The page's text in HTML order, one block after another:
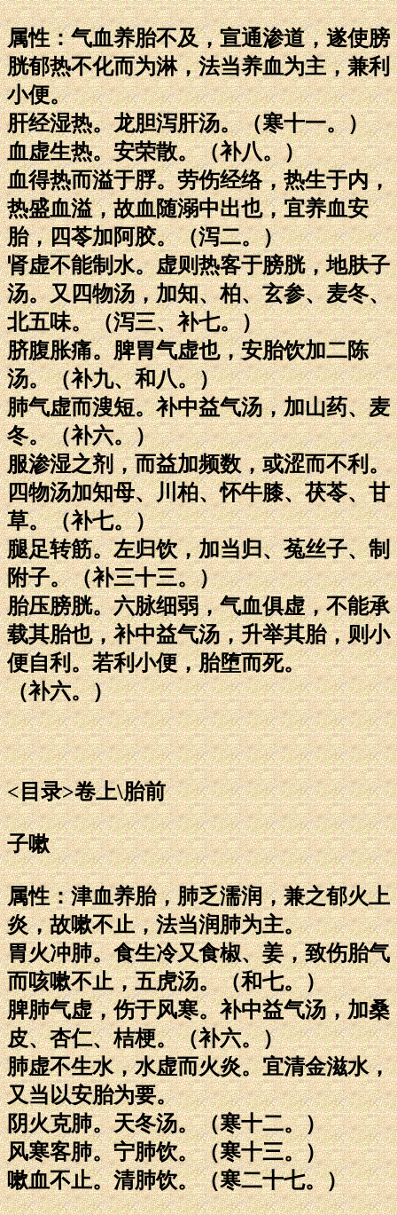
属性：气血养胎不及，宣通渗道，遂使膀
胱郁热不化而为淋，法当养血为主，兼利
小便。
肝经湿热。龙胆泻肝汤。（寒十一。）
血虚生热。安荣散。（补八。）
血得热而溢于脬。劳伤经络，热生于内，
热盛血溢，故血随溺中出也，宜养血安
胎，四苓加阿胶。（泻二。）
肾虚不能制水。虚则热客于膀胱，地肤子
汤。又四物汤，加知、柏、玄参、麦冬、
北五味。（泻三、补七。）
脐腹胀痛。脾胃气虚也，安胎饮加二陈
汤。（补九、和八。）
肺气虚而溲短。补中益气汤，加山药、麦
冬。（补六。）
服渗湿之剂，而益加频数，或涩而不利。
四物汤加知母、川柏、怀牛膝、茯苓、甘
草。（补七。）
腿足转筋。左归饮，加当归、菟丝子、制
附子。（补三十三。）
胎压膀胱。六脉细弱，气血俱虚，不能承
载其胎也，补中益气汤，升举其胎，则小
便自利。若利小便，胎堕而死。
（补六。）
<目录>卷上\胎前
子嗽
属性：津血养胎，肺乏濡润，兼之郁火上
炎，故嗽不止，法当润肺为主。
胃火冲肺。食生冷又食椒、姜，致伤胎气
而咳嗽不止，五虎汤。（和七。）
脾肺气虚，伤于风寒。补中益气汤，加桑
皮、杏仁、桔梗。（补六。）
肺虚不生水，水虚而火炎。宜清金滋水，
又当以安胎为要。
阴火克肺。天冬汤。（寒十二。）
风寒客肺。宁肺饮。（寒十三。）
嗽血不止。清肺饮。（寒二十七。）